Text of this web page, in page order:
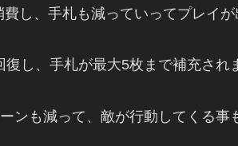
し、手札も減っていってプレイ
し、手札が最大5枚まで補充され
ンも減って、敵が行動してくる事